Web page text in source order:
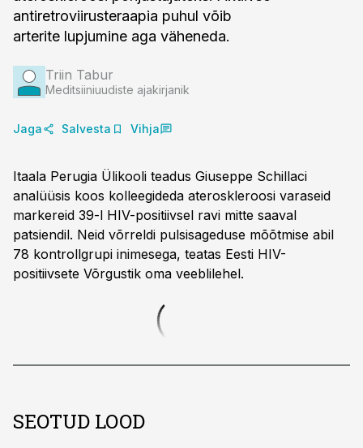
antiretroviirusteraapia puhul võib
arterite lupjumine aga väheneda.
Triin Tabur
Meditsiiniuudiste ajakirjanik
Jaga Salvesta Vihja
Itaala Perugia Ülikooli teadus Giuseppe Schillaci
analüüsis koos kolleegideda ateroskleroosi varaseid
markereid 39-l HIV-positiivsel ravi mitte saaval
patsiendil. Neid võrreldi pulsisageduse mõõtmise abil
78 kontrollgrupi inimesega, teatas Eesti HIV-
positiivsete Võrgustik oma veeblilehel.
SEOTUD LOOD